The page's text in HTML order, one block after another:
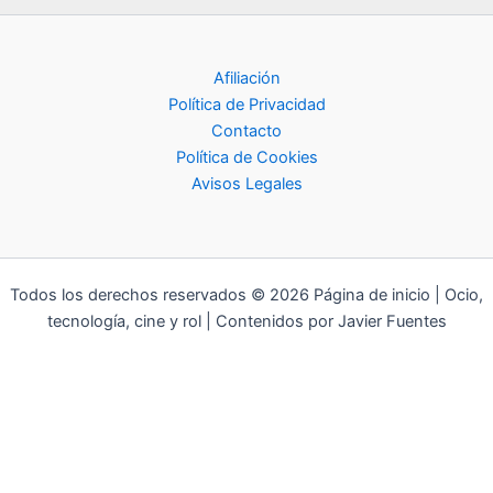
Afiliación
Política de Privacidad
Contacto
Política de Cookies
Avisos Legales
Todos los derechos reservados © 2026 Página de inicio | Ocio,
tecnología, cine y rol | Contenidos por Javier Fuentes